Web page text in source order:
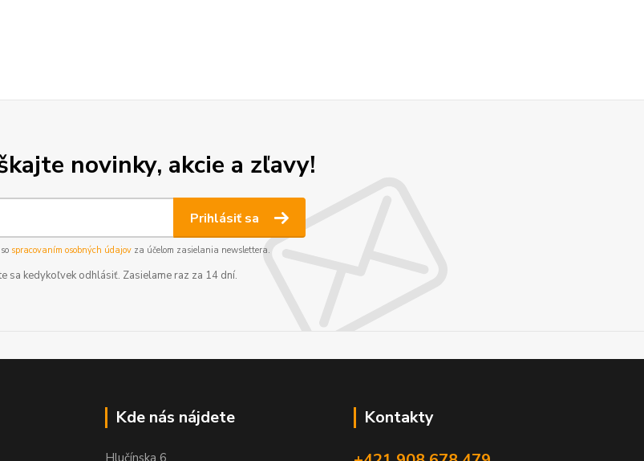
novinky, akcie a zľavy!
Prihlásiť sa
spracovaním osobných údajovza účelom zasielania newslettera.
sa kedykoľvek odhlásiť. Zasielame raz za 14 dní.
Kde nás nájdete
Hlučínska 6
Kontakty